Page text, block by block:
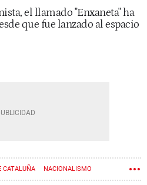
el llamado "Enxaneta" ha
que fue lanzado al espacio
CATALUÑA NACIONALISMO